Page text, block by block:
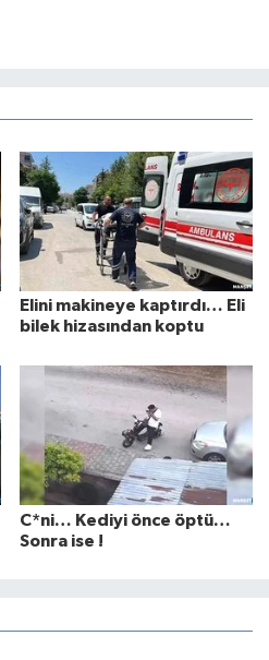
Elini makineye kaptırdı… Eli
bilek hizasından koptu
C*ni… Kediyi önce öptü…
Sonra ise !